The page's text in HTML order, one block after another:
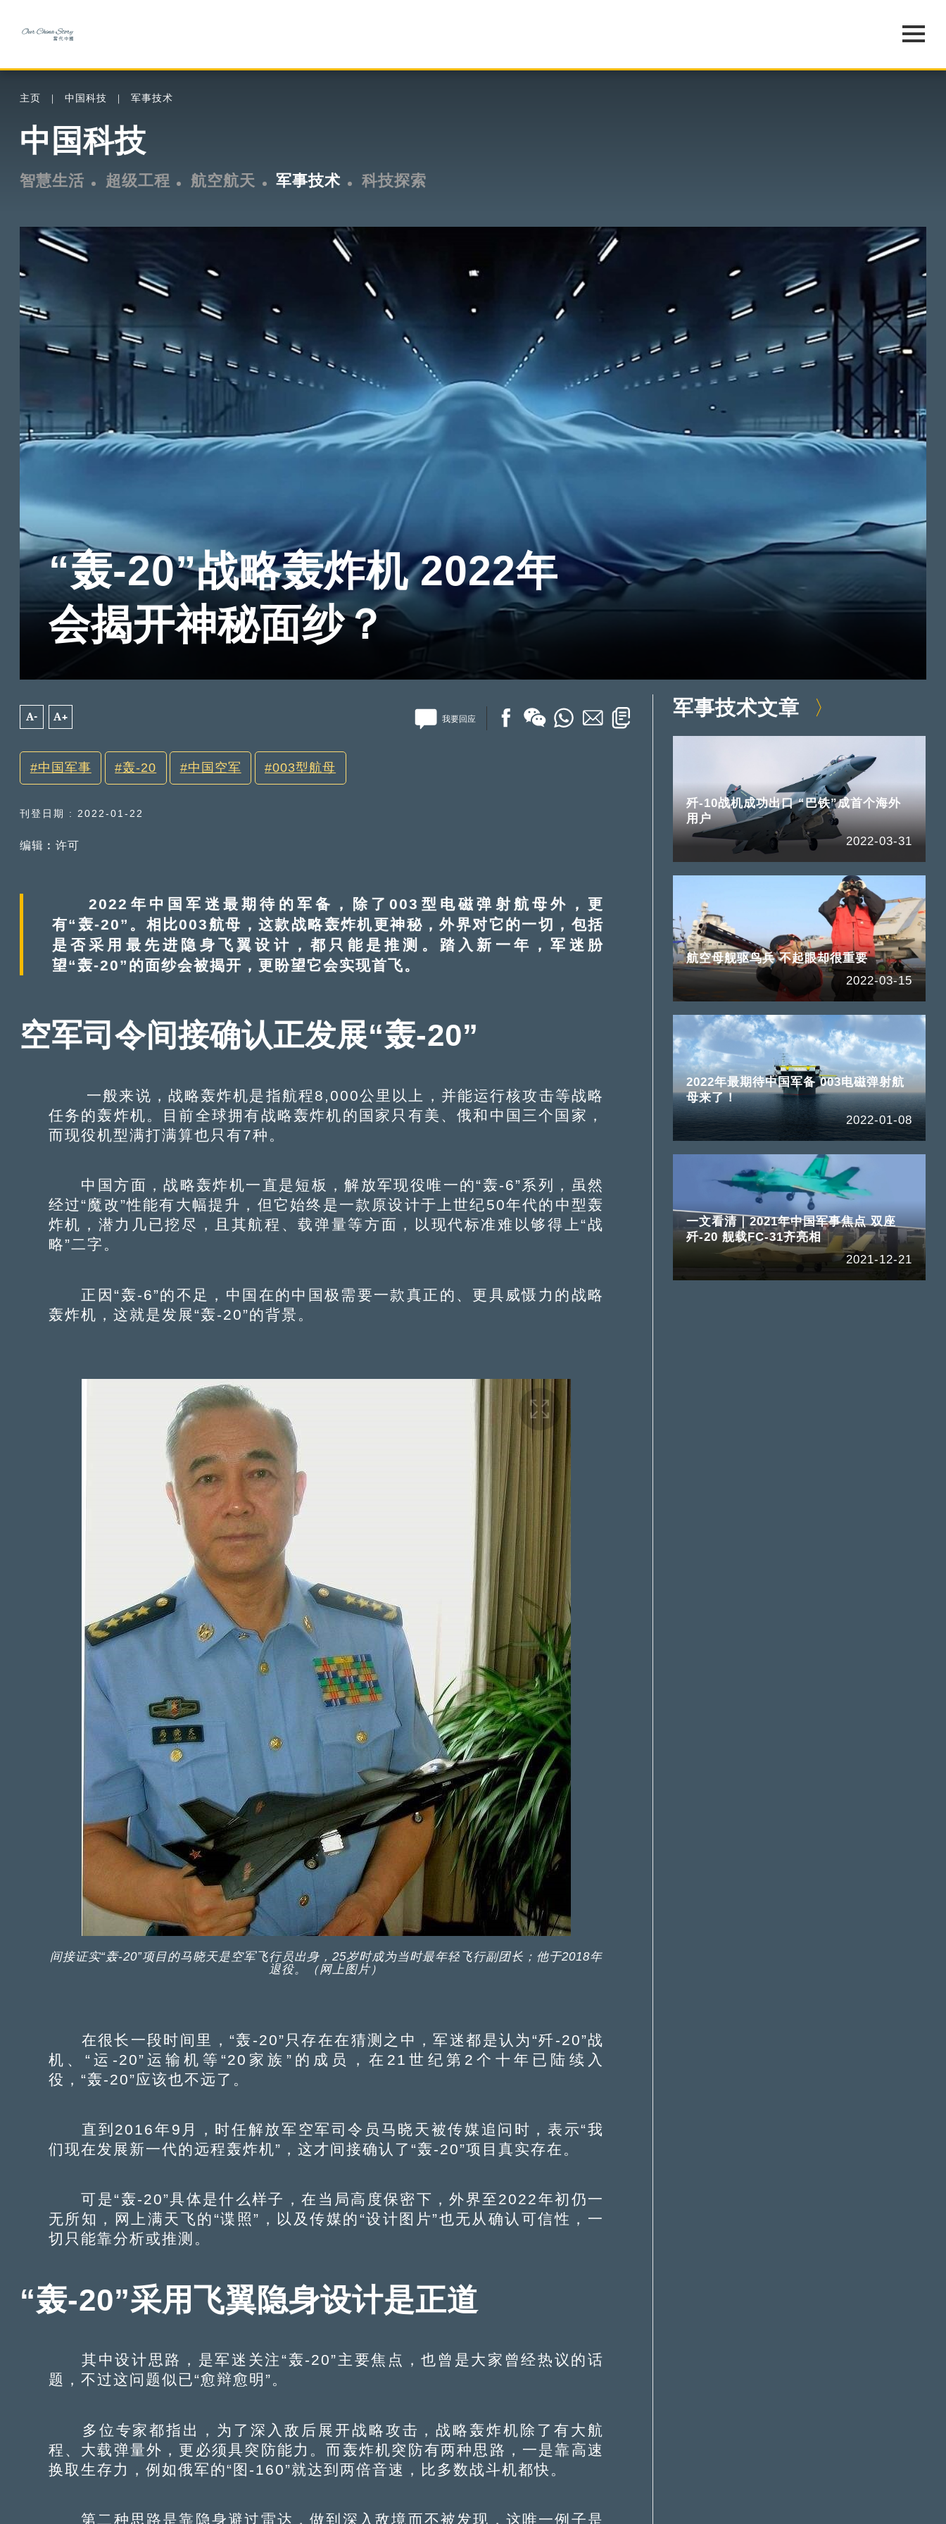
主页 中国科技 军事技术
中国科技
智慧生活 超级工程 航空航天 军事技术 科技探索
“轰-20”战略轰炸机 2022年
会揭开神秘面纱？
A- A+ 我要回应
中国军事 轰-20 中国空军 003型航母
刊登日期 : 2022-01-22
编辑︰许可
2022年中国军迷最期待的军备，除了003型电磁弹射航母外，更
有“轰-20”。相比003航母，这款战略轰炸机更神秘，外界对它的一切，包括
是否采用最先进隐身飞翼设计，都只能是推测。踏入新一年，军迷朌
望“轰-20”的面纱会被揭开，更盼望它会实现首飞。
空军司令间接确认正发展“轰-20”
一般来说，战略轰炸机是指航程8,000公里以上，并能运行核攻击等战略
任务的轰炸机。目前全球拥有战略轰炸机的国家只有美、俄和中国三个国家，
而现役机型满打满算也只有7种。
中国方面，战略轰炸机一直是短板，解放军现役唯一的“轰-6”系列，虽然
经过“魔改”性能有大幅提升，但它始终是一款原设计于上世纪50年代的中型轰
炸机，潜力几已挖尽，且其航程、载弹量等方面，以现代标准难以够得上“战
略”二字。
正因“轰-6”的不足，中国在的中国极需要一款真正的、更具威慑力的战略
轰炸机，这就是发展“轰-20”的背景。
间接证实“轰-20”项目的马晓天是空军飞行员出身，25岁时成为当时最年轻飞行副团长；他于2018年
退役。（网上图片）
在很长一段时间里，“轰-20”只存在在猜测之中，军迷都是认为“歼-20”战
机、“运-20”运输机等“20家族”的成员，在21世纪第2个十年已陆续入
役，“轰-20”应该也不远了。
直到2016年9月，时任解放军空军司令员马晓天被传媒追问时，表示“我
们现在发展新一代的远程轰炸机”，这才间接确认了“轰-20”项目真实存在。
可是“轰-20”具体是什么样子，在当局高度保密下，外界至2022年初仍一
无所知，网上满天飞的“谍照”，以及传媒的“设计图片”也无从确认可信性，一
切只能靠分析或推测。
“轰-20”采用飞翼隐身设计是正道
其中设计思路，是军迷关注“轰-20”主要焦点，也曾是大家曾经热议的话
题，不过这问题似已“愈辩愈明”。
多位专家都指出，为了深入敌后展开战略攻击，战略轰炸机除了有大航
程、大载弹量外，更必须具突防能力。而轰炸机突防有两种思路，一是靠高速
换取生存力，例如俄军的“图-160”就达到两倍音速，比多数战斗机都快。
第二种思路是靠隐身避过雷达，做到深入敌境而不被发现，这唯一例子是
军事技术文章
歼-10战机成功出口 “巴铁”成首个海外
用户
2022-03-31
航空母舰驱鸟兵 不起眼却很重要
2022-03-15
2022年最期待中国军备 003电磁弹射航
母来了！
2022-01-08
一文看清｜2021年中国军事焦点 双座
歼-20 舰载FC-31齐亮相
2021-12-21